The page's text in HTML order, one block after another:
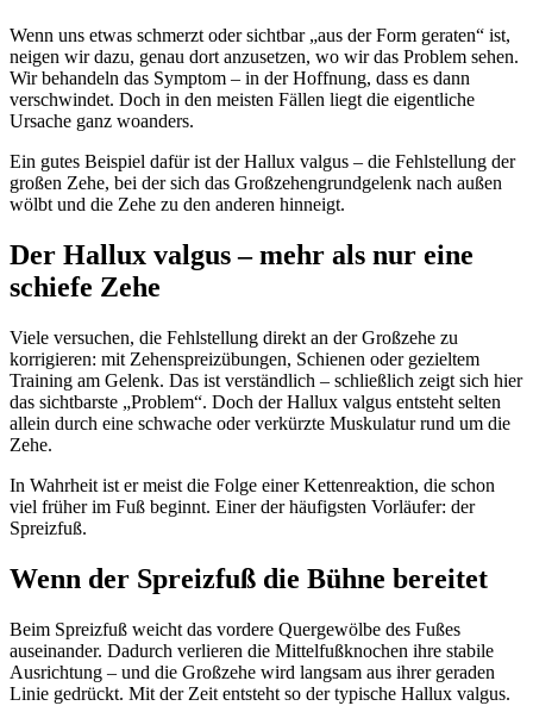
Wenn uns etwas schmerzt oder sichtbar „aus der Form geraten“ ist,
neigen wir dazu, genau dort anzusetzen, wo wir das Problem sehen.
Wir behandeln das Symptom – in der Hoffnung, dass es dann
verschwindet. Doch in den meisten Fällen liegt die eigentliche
Ursache ganz woanders.
Ein gutes Beispiel dafür ist der Hallux valgus – die Fehlstellung der
großen Zehe, bei der sich das Großzehengrundgelenk nach außen
wölbt und die Zehe zu den anderen hinneigt.
Der Hallux valgus – mehr als nur eine
schiefe Zehe
Viele versuchen, die Fehlstellung direkt an der Großzehe zu
korrigieren: mit Zehenspreizübungen, Schienen oder gezieltem
Training am Gelenk. Das ist verständlich – schließlich zeigt sich hier
das sichtbarste „Problem“. Doch der Hallux valgus entsteht selten
allein durch eine schwache oder verkürzte Muskulatur rund um die
Zehe.
In Wahrheit ist er meist die Folge einer Kettenreaktion, die schon
viel früher im Fuß beginnt. Einer der häufigsten Vorläufer: der
Spreizfuß.
Wenn der Spreizfuß die Bühne bereitet
Beim Spreizfuß weicht das vordere Quergewölbe des Fußes
auseinander. Dadurch verlieren die Mittelfußknochen ihre stabile
Ausrichtung – und die Großzehe wird langsam aus ihrer geraden
Linie gedrückt. Mit der Zeit entsteht so der typische Hallux valgus.